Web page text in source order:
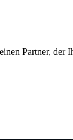
Partner, der